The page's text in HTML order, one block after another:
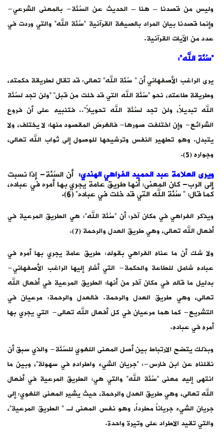
وليس من قصدنا – هنا – الحديث عن السُنَّة- بالمعنى الشرعي-
وإنما قصدنا بيان المراد بالصيغة القرآنية “سُنَّة الله” والتي وردت في
عدد من الآيات القرآنية.
“سُنَّة الله”:
يرى الراغب الأصفهاني أن ” سُنَّة الله” تعالى: قد تقال لطريقة حكمته،
وطريقة طاعته، نحو “سُنَّة الله التي قد خلت من قبل” “ولن تجد لسُنَّة
الله تبديلاً، ولن تجد لسُنَّة الله تحويلاً”.. فتنبيه على أن فروع
الشرائع- وإن اختلفت صورها- فالغرض المقصود منها: لا يختلف، ولا
يتبدل. وهو تطهير النفس وترشيحها للوصول إلى ثواب الله تعالى،
وجواره (5).
ويرى العلامة عبد الحميد الفراهي الهندي: أن السُنَّة- إذا نسبت
إلى الرب- كان المعنى: أنها طريق عامة يجري بها أمره في عباده،
كما قال: ” سُنَّة الله التي قد خلت في عباده” (6).
ويذكر الفراهي في مكان آخر: أن “سُنَّة الله”: هي الطريق المرعية في
أفعال الله تعالى، وهي طريق العدل والرحمة (7).
ولا شك أن ما عناه الفراهي بقوله: طريق عامة يجري بها أمره في
عباده شامل للطاعة والحكمة- التي أشار إليها الراغب الأصفهاني-
بدليل ما قاله في مكان آخر من أنها: الطريق المرعية في أفعال الله
تعالى، وهي طريق العدل والرحمة. فالعدل والرحمة: مرعيان في
التشريع- كما هما مرعيان في كل أفعال الله تعالى- التي يجري بها
أمره في عباده.
وبذلك يتضح الارتباط بين أصل المعنى اللغوي للسُنَّة- والذي سبق أن
نقلناه عن ابن فارس-: “جريان الشيء واطراده في سهولة”، وبين ما
انتهى إليه معنى “سُنَّة الله” والتي هي: الطريق المرعية في أفعال
الله تعالى، وهي طريق العدل والرحمة، حيث يشير المعنى اللغوي: إلى
جريان الشيء جرياناً مطرداً، وهو نفس المعنى لـ ” الطريق المرعية”،
والتي تقيد الاطراد على وتيرة واحدة.